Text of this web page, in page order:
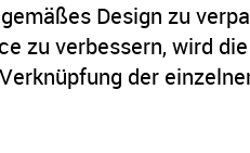
Design zu
zu verbessern, wird
der